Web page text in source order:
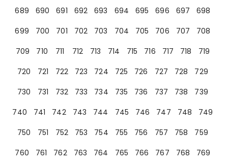
689
690 691 692 693 694 695 696 697
698
699
700 701 702 703 704 705 706 707
708
709
710 711 712 713 714 715 716 717 718
719
720
721 722 723 724 725 726 727 728
729
730
731 732 733 734 735 736 737 738
739
740
741 742 743 744 745 746 747 748
749
750
751 752 753 754 755 756 757 758
759
760
761 762 763 764 765 766 767 768
769